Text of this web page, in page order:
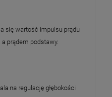
się wartość impulsu prądu
prądem podstawy.
na regulację głębokości